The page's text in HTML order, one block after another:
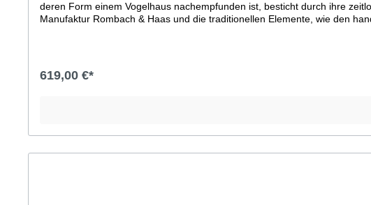
deren Form einem Vogelhaus nachempfunden ist, besticht durch ihre
Manufaktur Rombach & Haas und die traditionellen Elemente, wie den
Stunde mit der Anzahl der Stunden und zur halben Stunde
Garantie (24 Monate + 1 Jahr Garantieverlängerung GRATIS auf alle
619,00 €*